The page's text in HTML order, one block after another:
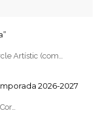
Artístic (com…
2026-2027